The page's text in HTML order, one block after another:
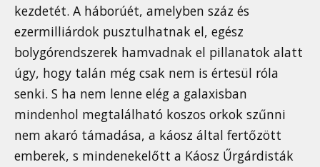
kezdetét. A háborúét, amelyben száz és
ezermilliárdok pusztulhatnak el, egész
bolygórendszerek hamvadnak el pillanatok alatt
úgy, hogy talán még csak nem is értesül róla
senki. S ha nem lenne elég a galaxisban
mindenhol megtalálható koszos orkok szűnni
nem akaró támadása, a káosz által fertőzött
emberek, s mindenekelőtt a Káosz Űrgárdisták